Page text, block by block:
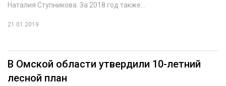
Наталия Ступникова. За 2018 год также...
21.01.2019
В Омской области утвердили 10-летний
лесной план